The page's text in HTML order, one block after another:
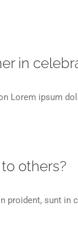
in
Lorem ipsum
others?
proident, sunt in